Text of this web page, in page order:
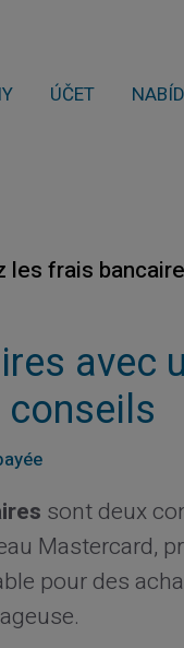
ÚČET
les frais
avec
sont deux
Mastercard,
pour des